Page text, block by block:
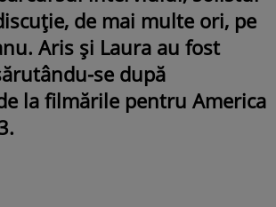
de mai multe ori, pe
Aris și Laura au fost
se după
la filmările pentru America